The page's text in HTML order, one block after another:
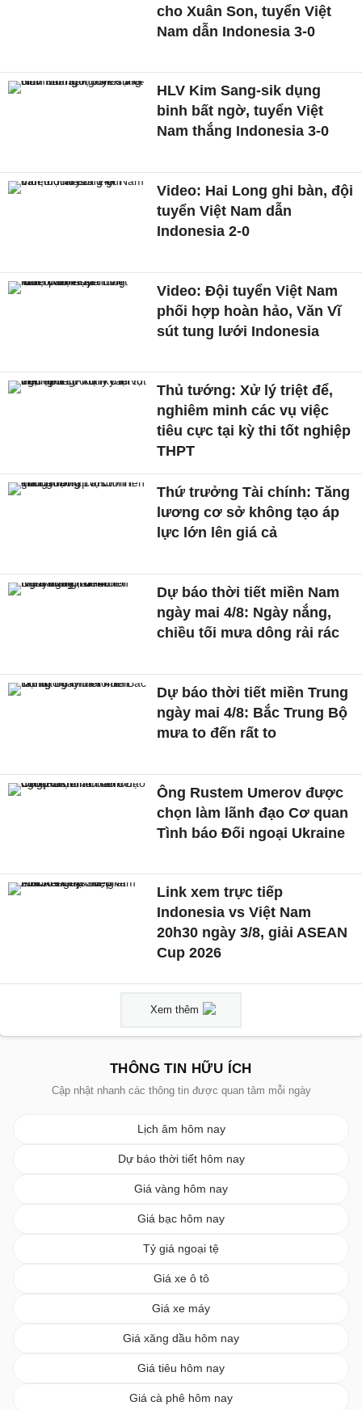
cho Xuân Son, tuyển Việt
Nam dẫn Indonesia 3-0
HLV Kim Sang-sik dụng
binh bất ngờ, tuyển Việt
Nam thắng Indonesia 3-0
Video: Hai Long ghi bàn, đội
tuyển Việt Nam dẫn
Indonesia 2-0
Video: Đội tuyển Việt Nam
phối hợp hoàn hảo, Văn Vĩ
sút tung lưới Indonesia
Thủ tướng: Xử lý triệt để,
nghiêm minh các vụ việc
tiêu cực tại kỳ thi tốt nghiệp
THPT
Thứ trưởng Tài chính: Tăng
lương cơ sở không tạo áp
lực lớn lên giá cả
Dự báo thời tiết miền Nam
ngày mai 4/8: Ngày nắng,
chiều tối mưa dông rải rác
Dự báo thời tiết miền Trung
ngày mai 4/8: Bắc Trung Bộ
mưa to đến rất to
Ông Rustem Umerov được
chọn làm lãnh đạo Cơ quan
Tình báo Đối ngoại Ukraine
Link xem trực tiếp
Indonesia vs Việt Nam
20h30 ngày 3/8, giải ASEAN
Cup 2026
Xem thêm
THÔNG TIN HỮU ÍCH
Cập nhật nhanh các thông tin được quan tâm mỗi ngày
Lịch âm hôm nay
Dự báo thời tiết hôm nay
Giá vàng hôm nay
Giá bạc hôm nay
Tỷ giá ngoại tệ
Giá xe ô tô
Giá xe máy
Giá xăng dầu hôm nay
Giá tiêu hôm nay
Giá cà phê hôm nay